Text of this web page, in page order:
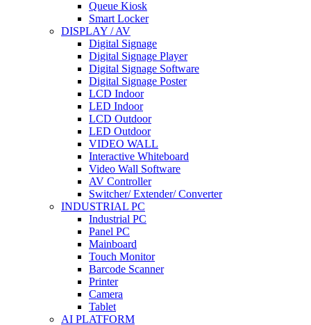
Queue Kiosk
Smart Locker
DISPLAY / AV
Digital Signage
Digital Signage Player
Digital Signage Software
Digital Signage Poster
LCD Indoor
LED Indoor
LCD Outdoor
LED Outdoor
VIDEO WALL
Interactive Whiteboard
Video Wall Software
AV Controller
Switcher/ Extender/ Converter
INDUSTRIAL PC
Industrial PC
Panel PC
Mainboard
Touch Monitor
Barcode Scanner
Printer
Camera
Tablet
AI PLATFORM